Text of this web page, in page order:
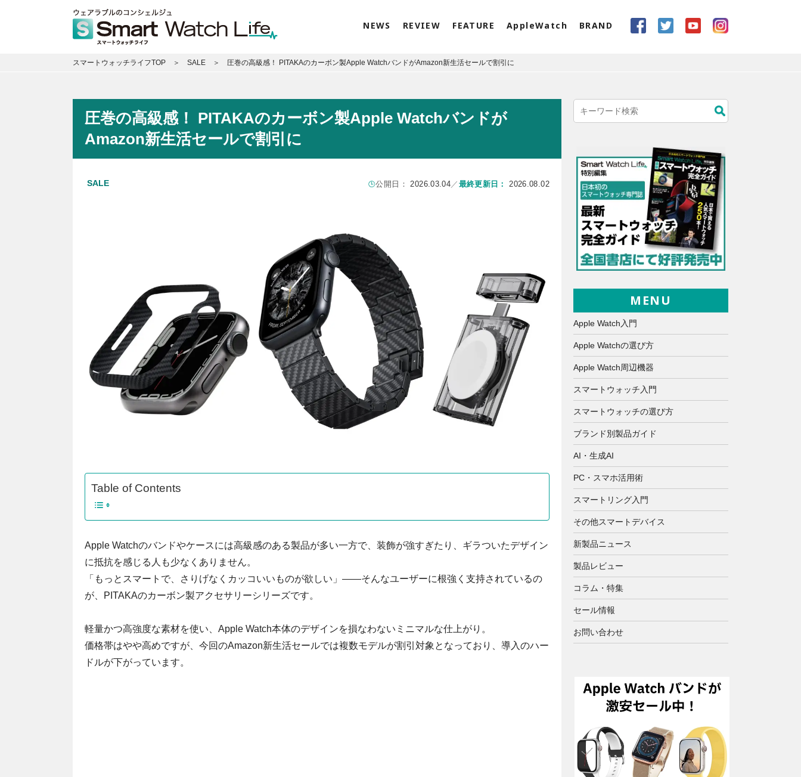
NEWS REVIEW FEATURE AppleWatch BRAND
スマートウォッチライフTOP SALE 圧巻の高級感！ PITAKAのカーボン製Apple WatchバンドがAmazon新生活セールで割引に
圧巻の高級感！ PITAKAのカーボン製Apple Watchバンドが
Amazon新生活セールで割引に
SALE 公開日：2026.03.04／ 最終更新日： 2026.08.02
Table of Contents
Apple Watchのバンドやケースには高級感のある製品が多い一方で、装飾が強すぎたり、ギラついたデザイン
に抵抗を感じる人も少なくありません。
「もっとスマートで、さりげなくカッコいいものが欲しい」——そんなユーザーに根強く支持されているの
が、PITAKAのカーボン製アクセサリーシリーズです。
軽量かつ高強度な素材を使い、Apple Watch本体のデザインを損なわないミニマルな仕上がり。
価格帯はやや高めですが、今回のAmazon新生活セールでは複数モデルが割引対象となっており、導入のハー
ドルが下がっています。
MENU
Apple Watch入門
Apple Watchの選び方
Apple Watch周辺機器
スマートウォッチ入門
スマートウォッチの選び方
ブランド別製品ガイド
AI・生成AI
PC・スマホ活用術
スマートリング入門
その他スマートデバイス
新製品ニュース
製品レビュー
コラム・特集
セール情報
お問い合わせ